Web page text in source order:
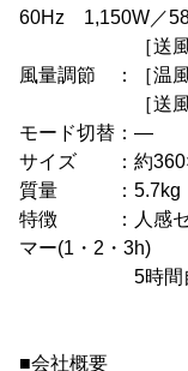
60Hz 1,150W／
［送風時］
風量調節 ：［温
［送風時
モード切替：―
サイズ ：約
質量 ：5.7kg
特徴 ：人感セン
マー(1・2・3h)
5時間自動オ
■会社概要